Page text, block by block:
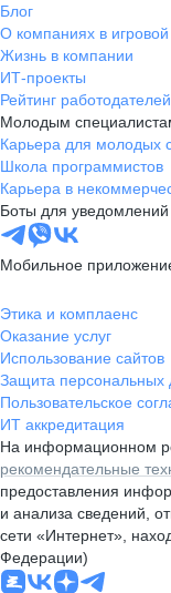
Блог
О компаниях в
Жизнь в компании
ИТ-проекты
Рейтинг
Молодым
Карьера для молодых
Школа программистов
Карьера в
Боты для уведомлений
Мобильное
Этика и комплаенс
Оказание услуг
Использование сайтов
Защита персональных
Пользовательское
ИТ аккредитация
На информационном
рекомендательные
предоставления
и анализа сведений,
сети «Интернет»,
Федерации)